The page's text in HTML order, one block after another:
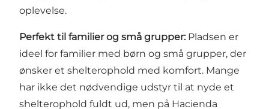
oplevelse.
Perfekt til familier og små grupper: Pladsen er
ideel for familier med børn og små grupper, der
ønsker et shelterophold med komfort. Mange
har ikke det nødvendige udstyr til at nyde et
shelterophold fuldt ud, men på Hacienda